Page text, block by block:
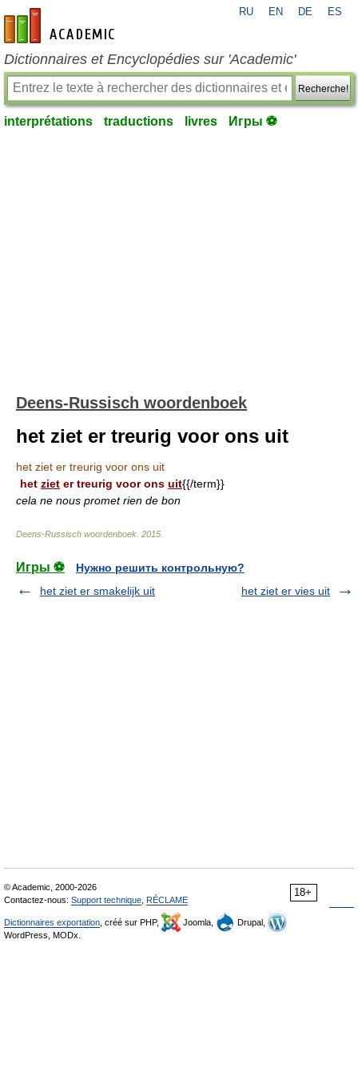
fr-academic.com
RU EN DE ES
Dictionnaires et Encyclopédies sur 'Academic'
Recherche!
interprétations traductions livres Игры ⚽
Deens-Russisch woordenboek
het ziet er treurig voor ons uit
het ziet er treurig voor ons uit
het ziet er treurig voor ons uit{{/term}}
cela ne nous promet rien de bon
Deens-Russisch woordenboek 2015
Игры ⚽
Нужно решить контрольную?
het ziet er smakelijk uit
het ziet er vies uit
18+
© Academic, 2000-2026
Contactez-nous: Support technique RÉCLAME
Dictionnaires exportation , créé sur PHP, Joomla,
Drupal,
WordPress, MODx.